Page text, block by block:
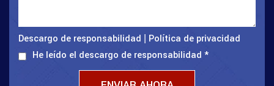
Descargo de responsabilidad
Política de privacidad
He leído el descargo de responsabilidad *